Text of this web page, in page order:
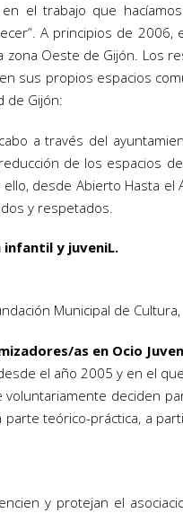
el trabajo que
A principios de
Oeste de Gijón. Los
sus propios espacios
de Gijón:
a través del
de los espacios
desde Abierto Hasta el
y respetados.
y juveniL.
Municipal de
as en Ocio
el año 2005 y en el
deciden
teórico-práctica, a
y protejan el